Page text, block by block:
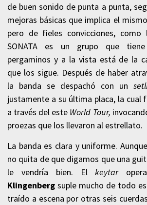
de buen sonido de punta a punta,
mejoras básicas que implica el
pero de fieles convicciones, como
SONATA es un grupo que
pergaminos y a la vista está de la
que los sigue. Después de haber
la banda se despachó con un
justamente a su última placa, la cual
a través del este World Tour,
proezas que los llevaron al estrellato.
La banda es clara y uniforme.
no quita de que digamos que una
le vendría bien. Elkeytar
Klingenberg suple mucho de todo
traído a escena por otras seis